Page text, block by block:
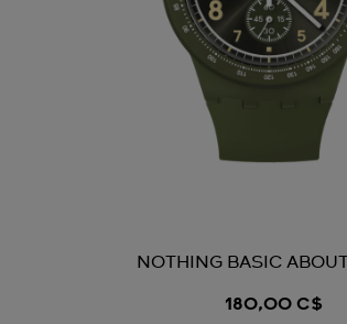
NOTHING BASIC
180,00 C$